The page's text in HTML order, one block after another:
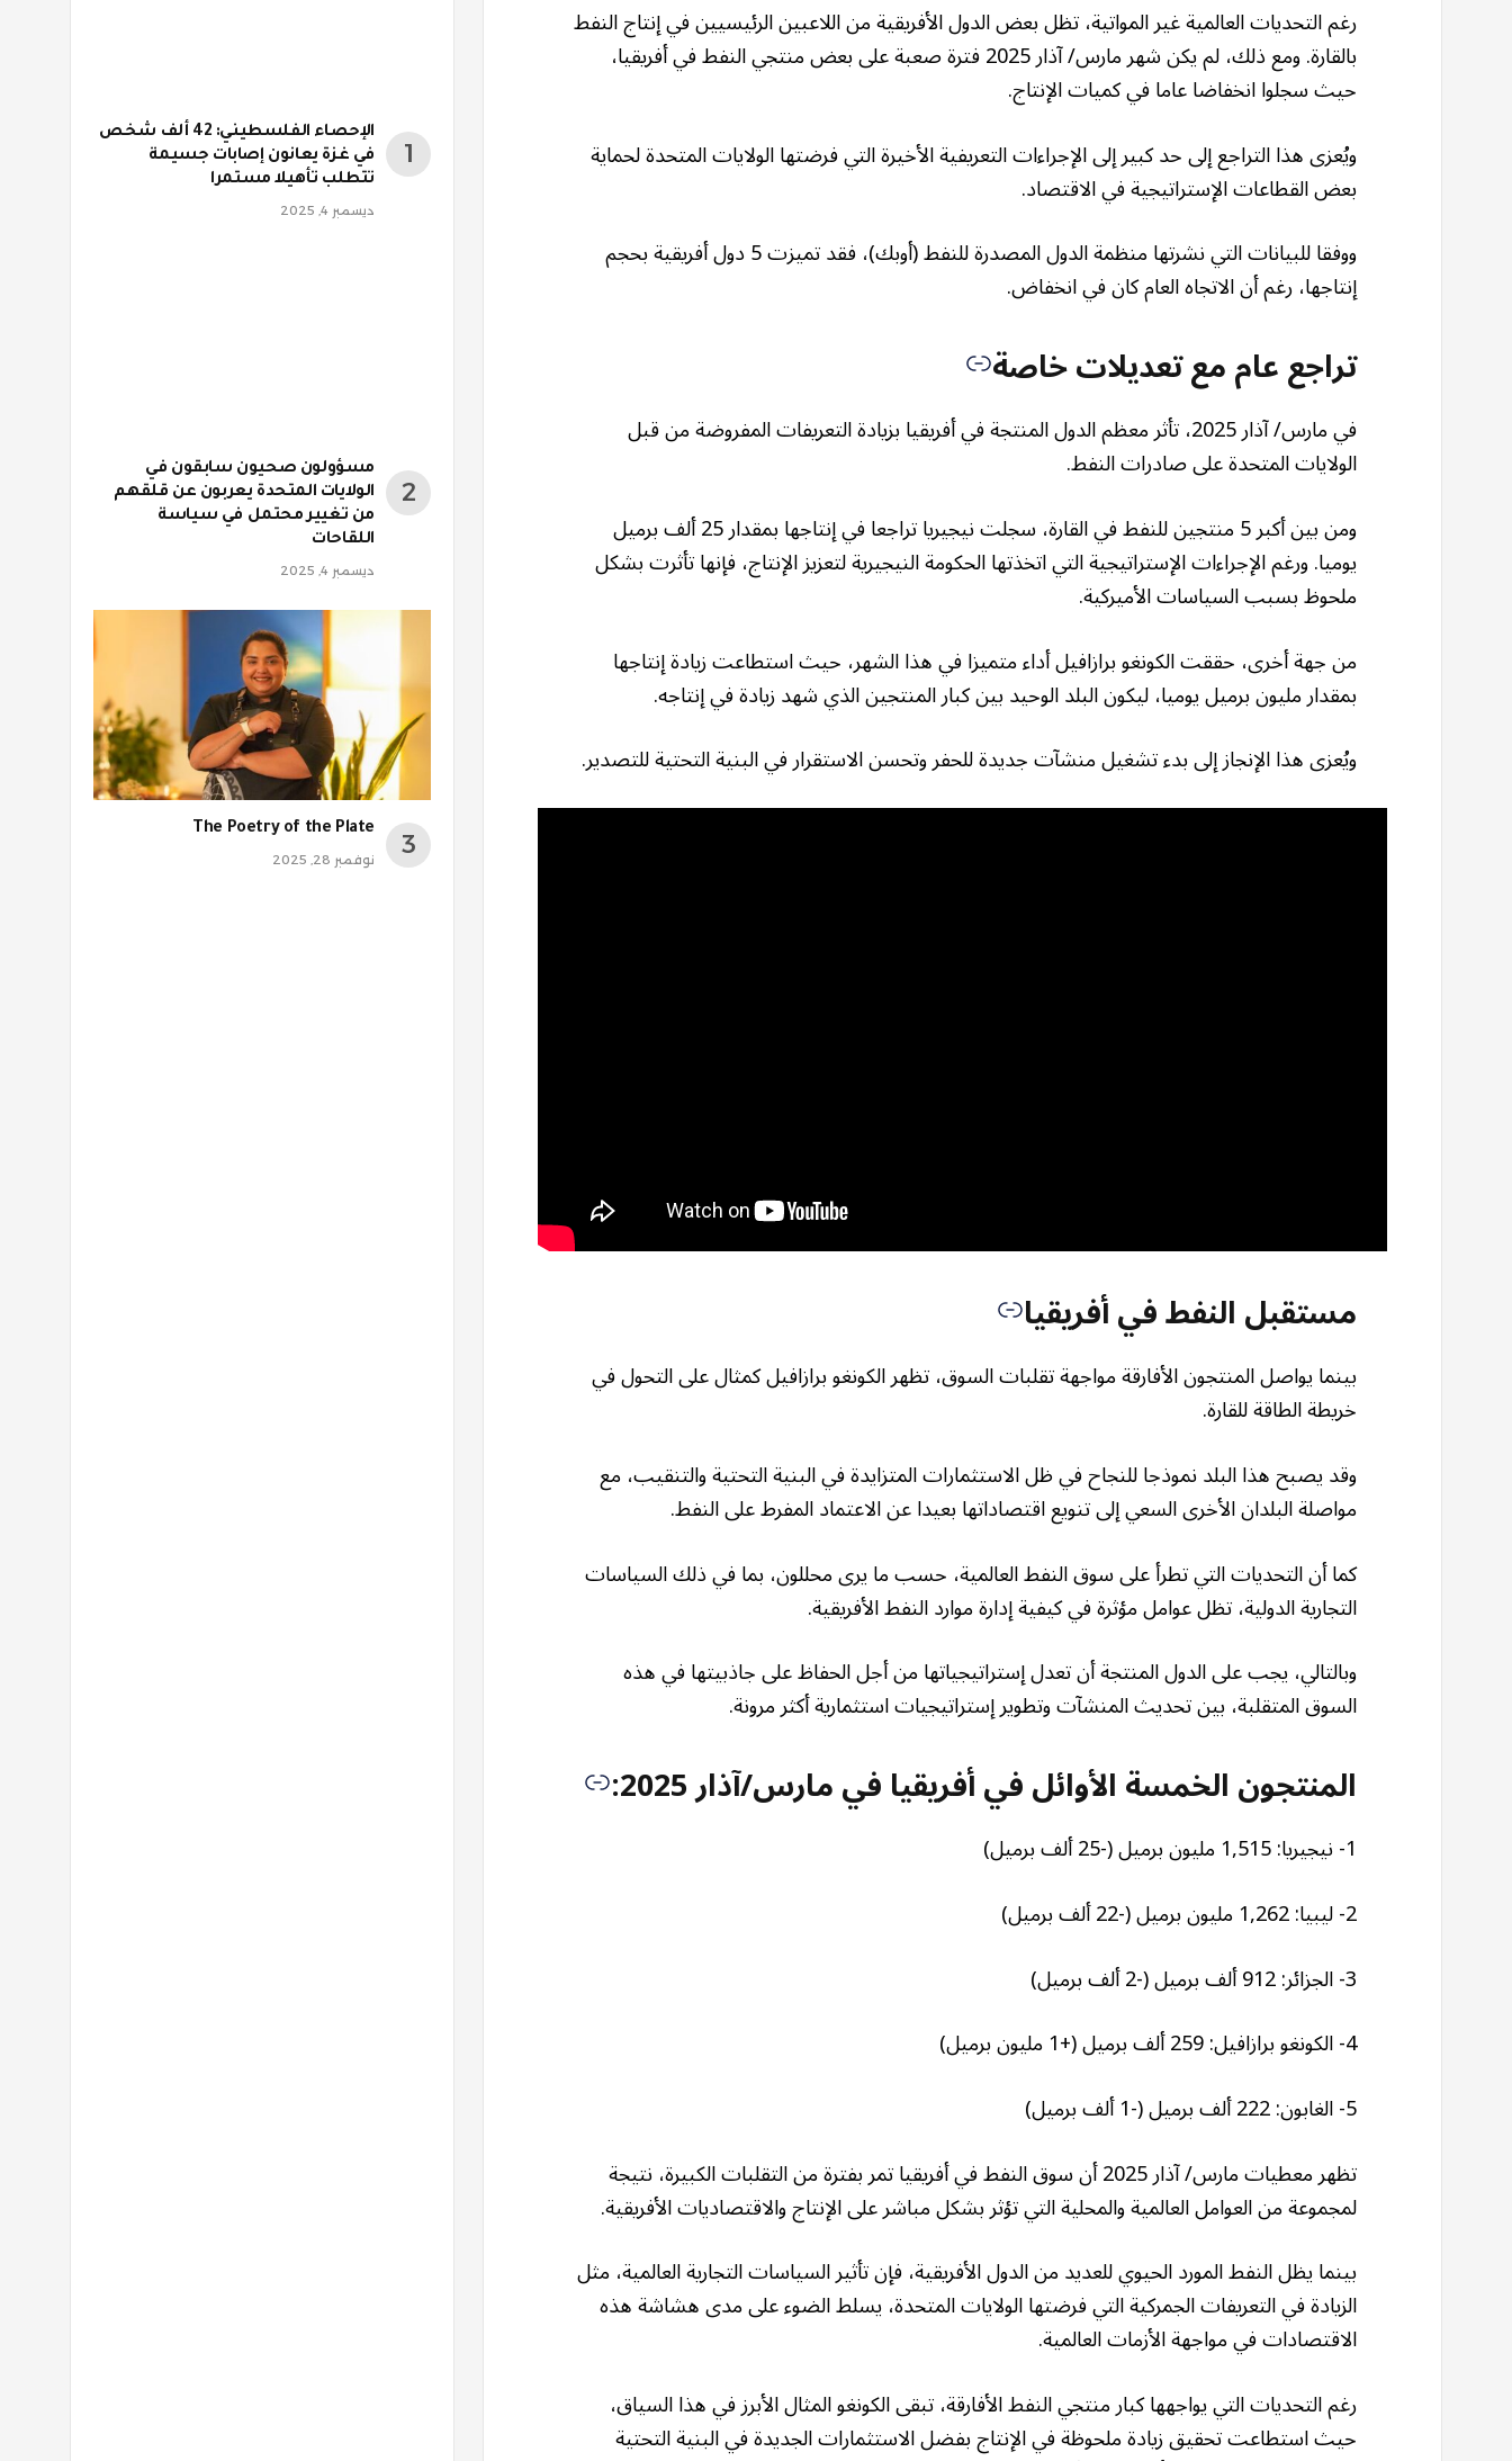
رغم التحديات العالمية غير المواتية، تظل بعض الدول الأفريقية من اللاعبين الرئيسيين في إنتاج النفط
بالقارة. ومع ذلك، لم يكن شهر مارس/ آذار 2025 فترة صعبة على بعض منتجي النفط في أفريقيا،
حيث سجلوا انخفاضا عاما في كميات الإنتاج.
ويُعزى هذا التراجع إلى حد كبير إلى الإجراءات التعريفية الأخيرة التي فرضتها الولايات المتحدة لحماية
بعض القطاعات الإستراتيجية في الاقتصاد.
ووفقا للبيانات التي نشرتها منظمة الدول المصدرة للنفط (أوبك)، فقد تميزت 5 دول أفريقية بحجم
إنتاجها، رغم أن الاتجاه العام كان في انخفاض.
تراجع عام مع تعديلات خاصة
في مارس/ آذار 2025، تأثر معظم الدول المنتجة في أفريقيا بزيادة التعريفات المفروضة من قبل
الولايات المتحدة على صادرات النفط.
ومن بين أكبر 5 منتجين للنفط في القارة، سجلت نيجيريا تراجعا في إنتاجها بمقدار 25 ألف برميل
يوميا. ورغم الإجراءات الإستراتيجية التي اتخذتها الحكومة النيجيرية لتعزيز الإنتاج، فإنها تأثرت بشكل
ملحوظ بسبب السياسات الأميركية.
من جهة أخرى، حققت الكونغو برازافيل أداء متميزا في هذا الشهر، حيث استطاعت زيادة إنتاجها
بمقدار مليون برميل يوميا، ليكون البلد الوحيد بين كبار المنتجين الذي شهد زيادة في إنتاجه.
ويُعزى هذا الإنجاز إلى بدء تشغيل منشآت جديدة للحفر وتحسن الاستقرار في البنية التحتية للتصدير.
مستقبل النفط في أفريقيا
بينما يواصل المنتجون الأفارقة مواجهة تقلبات السوق، تظهر الكونغو برازافيل كمثال على التحول في
خريطة الطاقة للقارة.
وقد يصبح هذا البلد نموذجا للنجاح في ظل الاستثمارات المتزايدة في البنية التحتية والتنقيب، مع
مواصلة البلدان الأخرى السعي إلى تنويع اقتصاداتها بعيدا عن الاعتماد المفرط على النفط.
كما أن التحديات التي تطرأ على سوق النفط العالمية، حسب ما يرى محللون، بما في ذلك السياسات
التجارية الدولية، تظل عوامل مؤثرة في كيفية إدارة موارد النفط الأفريقية.
وبالتالي، يجب على الدول المنتجة أن تعدل إستراتيجياتها من أجل الحفاظ على جاذبيتها في هذه
السوق المتقلبة، بين تحديث المنشآت وتطوير إستراتيجيات استثمارية أكثر مرونة.
المنتجون الخمسة الأوائل في أفريقيا في مارس/آذار 2025:
1- نيجيريا: 1,515 مليون برميل (-25 ألف برميل)
2- ليبيا: 1,262 مليون برميل (-22 ألف برميل)
3- الجزائر: 912 ألف برميل (-2 ألف برميل)
4- الكونغو برازافيل: 259 ألف برميل (+1 مليون برميل)
5- الغابون: 222 ألف برميل (-1 ألف برميل)
تظهر معطيات مارس/ آذار 2025 أن سوق النفط في أفريقيا تمر بفترة من التقلبات الكبيرة، نتيجة
لمجموعة من العوامل العالمية والمحلية التي تؤثر بشكل مباشر على الإنتاج والاقتصاديات الأفريقية.
بينما يظل النفط المورد الحيوي للعديد من الدول الأفريقية، فإن تأثير السياسات التجارية العالمية، مثل
الزيادة في التعريفات الجمركية التي فرضتها الولايات المتحدة، يسلط الضوء على مدى هشاشة هذه
الاقتصادات في مواجهة الأزمات العالمية.
رغم التحديات التي يواجهها كبار منتجي النفط الأفارقة، تبقى الكونغو المثال الأبرز في هذا السياق،
حيث استطاعت تحقيق زيادة ملحوظة في الإنتاج بفضل الاستثمارات الجديدة في البنية التحتية
الإحصاء الفلسطيني: 42 ألف شخص
في غزة يعانون إصابات جسيمة
تتطلب تأهيلا مستمرا
ديسمبر 4, 2025
مسؤولون صحيون سابقون في
الولايات المتحدة يعربون عن قلقهم
من تغيير محتمل في سياسة
اللقاحات
ديسمبر 4, 2025
The Poetry of the Plate
نوفمبر 28, 2025